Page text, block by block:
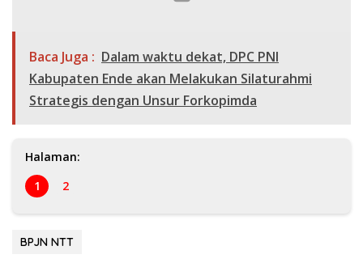
Baca Juga : Dalam waktu dekat, DPC PNI
Kabupaten Ende akan Melakukan Silaturahmi
Strategis dengan Unsur Forkopimda
Halaman:
1
2
BPJN NTT